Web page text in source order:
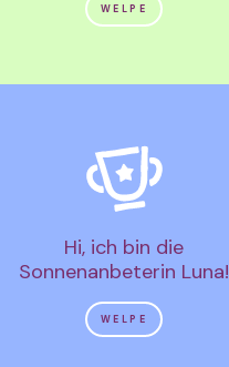
WELPE
Hi, ich bin die
Sonnenanbeterin Luna!
WELPE